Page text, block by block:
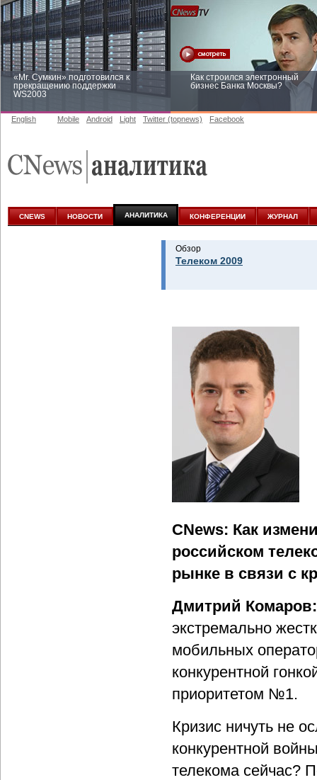
«Mr. Сумкин» подготовился к
прекращению поддержки
WS2003
Как строился электронный
бизнес Банка Москвы?
аналитике
English Mobile Android Light Twitter (topnews) Facebook
CNEWS НОВОСТИ АНАЛИТИКА КОНФЕРЕНЦИИ ЖУРНАЛ
Обзор
Телеком 2009
CNews: Как
российском
рынке в связи с
Дмитрий
экстремально
мобильных
конкурентной
приоритетом №1.
Кризис ничуть не
конкурентной
телекома сейчас?